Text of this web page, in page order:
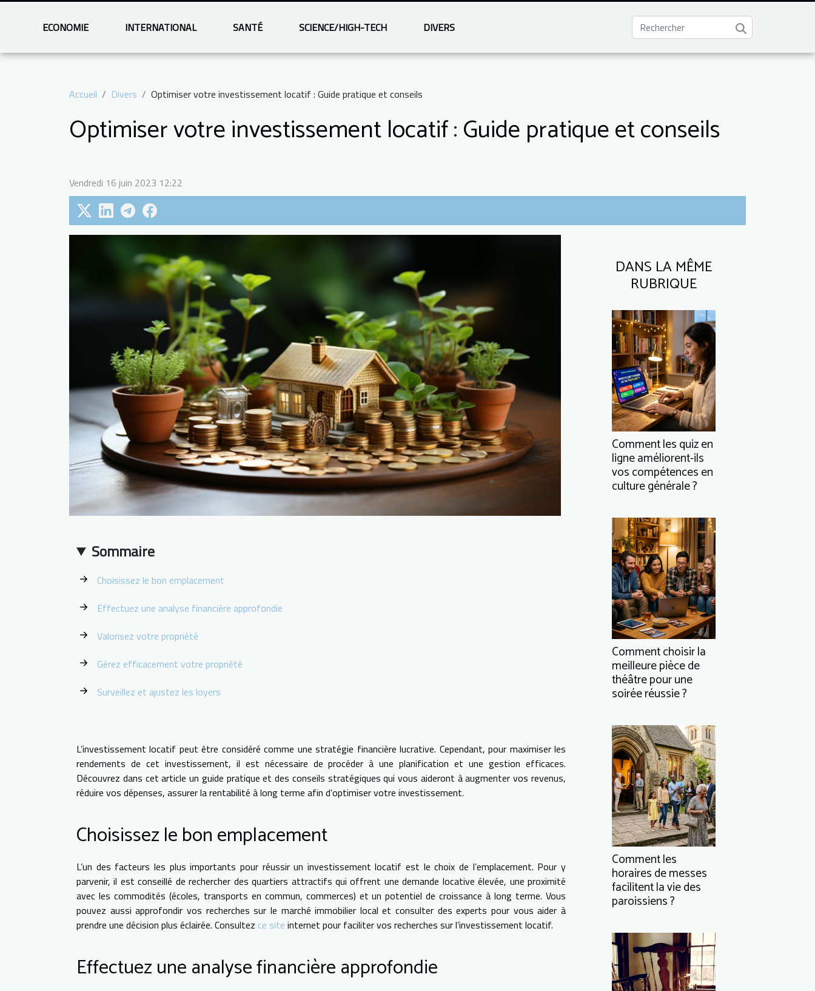
ECONOMIE INTERNATIONAL SANTÉ SCIENCE/HIGH-TECH DIVERS
Accueil Divers Optimiser votre investissement locatif : Guide pratique et conseils
Optimiser votre investissement locatif : Guide pratique et conseils
Vendredi 16 juin 2023 12:22
Sommaire
Choisissez le bon emplacement
Effectuez une analyse financière approfondie
Valorisez votre propriété
Gérez efficacement votre propriété
Surveillez et ajustez les loyers
L’investissement locatif peut être considéré comme une stratégie financière lucrative. Cependant, pour maximiser les
rendements de cet investissement, il est nécessaire de procéder à une planification et une gestion efficaces.
Découvrez dans cet article un guide pratique et des conseils stratégiques qui vous aideront à augmenter vos revenus,
réduire vos dépenses, assurer la rentabilité à long terme afin d’optimiser votre investissement.
Choisissez le bon emplacement
L’un des facteurs les plus importants pour réussir un investissement locatif est le choix de l’emplacement. Pour y
parvenir, il est conseillé de rechercher des quartiers attractifs qui offrent une demande locative élevée, une proximité
avec les commodités (écoles, transports en commun, commerces) et un potentiel de croissance à long terme. Vous
pouvez aussi approfondir vos recherches sur le marché immobilier local et consulter des experts pour vous aider à
prendre une décision plus éclairée. Consultez ce site internet pour faciliter vos recherches sur l’investissement locatif.
Effectuez une analyse financière approfondie
DANS LA MÊME
RUBRIQUE
Comment les quiz en
ligne améliorent-ils
vos compétences en
culture générale ?
Comment choisir la
meilleure pièce de
théâtre pour une
soirée réussie ?
Comment les
horaires de messes
facilitent la vie des
paroissiens ?